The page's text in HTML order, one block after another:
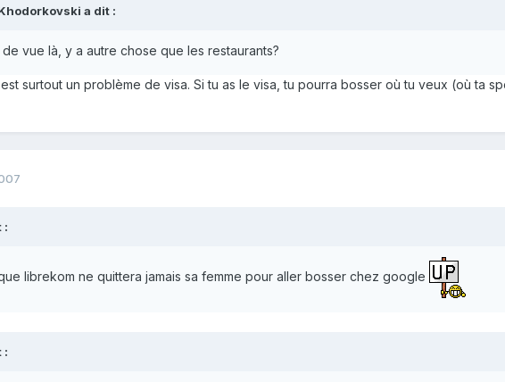
a dit :
vue là, y a autre chose que les restaurants?
surtout un problème de visa. Si tu as le visa, tu pourra bosser où tu veux (où ta
:
librekom ne quittera jamais sa femme pour aller bosser chez google
: